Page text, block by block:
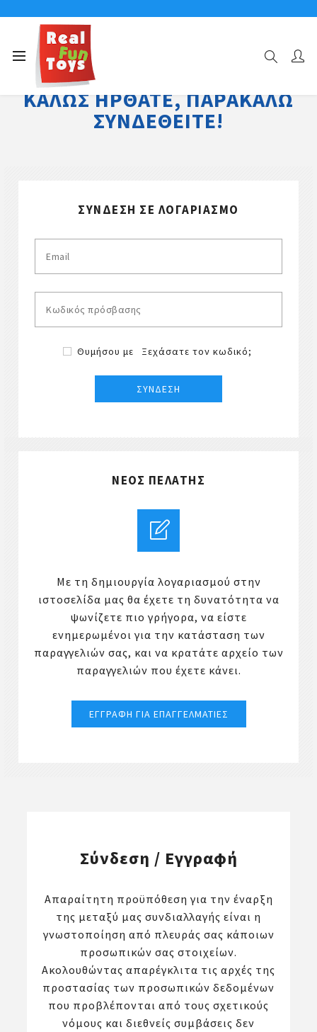
ΚΑΛΏΣ ΉΡΘΑΤΕ, ΠΑΡΑΚΑΛΏ
ΣΥΝΔΕΘΕΊΤΕ!
ΣΎΝΔΕΣΗ ΣΕ ΛΟΓΑΡΙΑΣΜΌ
Θυμήσου με Ξεχάσατε τον κωδικό;
ΝΈΟΣ ΠΕΛΆΤΗΣ
Με τη δημιουργία λογαριασμού στην
ιστοσελίδα μας θα έχετε τη δυνατότητα να
ψωνίζετε πιο γρήγορα, να είστε
ενημερωμένοι για την κατάσταση των
παραγγελιών σας, και να κρατάτε αρχείο των
παραγγελιών που έχετε κάνει.
Σύνδεση / Εγγραφή
Απαραίτητη προϋπόθεση για την έναρξη
της μεταξύ μας συνδιαλλαγής είναι η
γνωστοποίηση από πλευράς σας κάποιων
προσωπικών σας στοιχείων.
Ακολουθώντας απαρέγκλιτα τις αρχές της
προστασίας των προσωπικών δεδομένων
που προβλέπονται από τους σχετικούς
νόμους και διεθνείς συμβάσεις δεν